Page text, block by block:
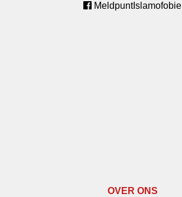
MeldpuntIslamofobie
OVER ONS